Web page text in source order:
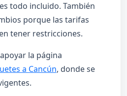
todo incluido. También
porque las tarifas
tener restricciones.
la página
a Cancún, donde se